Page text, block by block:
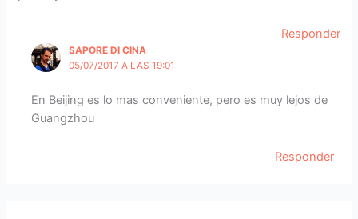
Responder
SAPORE DI CINA
05/07/2017 A LAS 19:01
En Beijing es lo mas conveniente, pero es muy lejos de
Guangzhou
Responder